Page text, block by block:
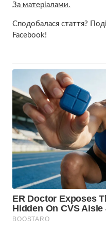
За матеріалами.
Сподобалася стаття?
Facebook!